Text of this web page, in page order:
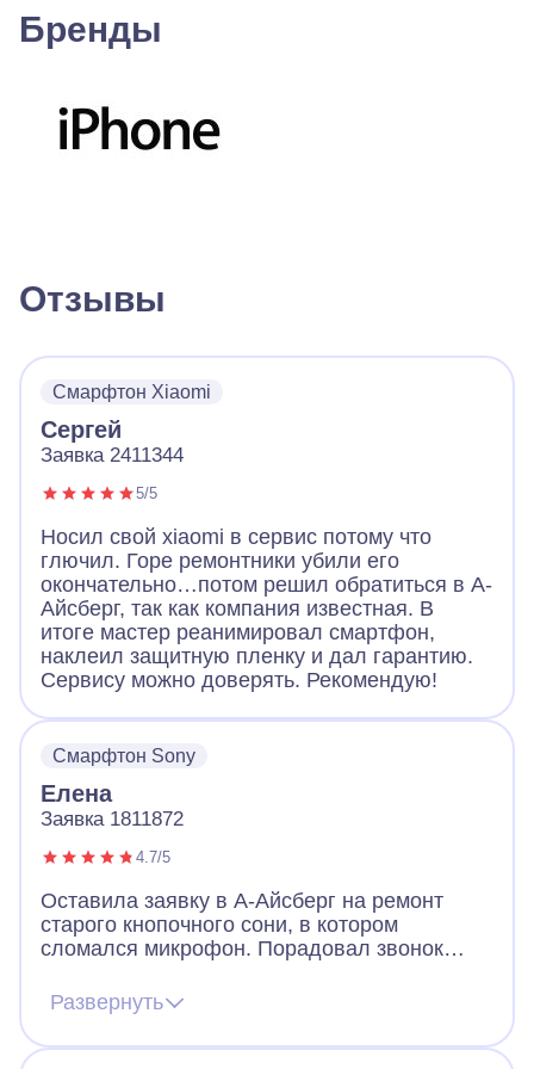
Бренды
Отзывы
Смарфтон Xiaomi
Сергей
Заявка 2411344
5/5
Носил свой xiaomi в сервис потому что
глючил. Горе ремонтники убили его
окончательно…потом решил обратиться в А-
Айсберг, так как компания известная. В
итоге мастер реанимировал смартфон,
наклеил защитную пленку и дал гарантию.
Сервису можно доверять. Рекомендую!
Смарфтон Sony
Елена
Заявка 1811872
4.7/5
Оставила заявку в А-Айсберг на ремонт
старого кнопочного сони, в котором
сломался микрофон. Порадовал звонок
назначил мастера, договорились, что он
приедет вечером того же дня. Так и
случилось. Мастер разобрал телефон, что-
Развернуть